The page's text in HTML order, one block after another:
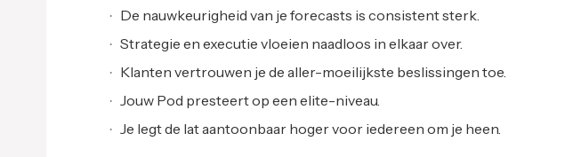
De nauwkeurigheid van je forecasts is consistent sterk.
Strategie en executie vloeien naadloos in elkaar over.
Klanten vertrouwen je de aller-moeilijkste beslissingen toe.
Jouw Pod presteert op een elite-niveau.
Je legt de lat aantoonbaar hoger voor iedereen om je heen.